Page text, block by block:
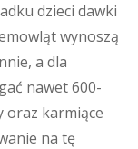
dzieci dawki
wynoszą
a dla
nawet 600-
oraz karmiące
na tę